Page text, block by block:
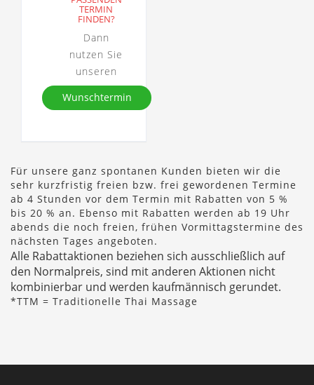
TERMIN
FINDEN?
Dann
nutzen Sie
unseren
Wunschtermin
Für unsere ganz spontanen Kunden bieten wir die
sehr kurzfristig freien bzw. frei gewordenen Termine
ab 4 Stunden vor dem Termin mit Rabatten von 5 %
bis 20 % an. Ebenso mit Rabatten werden ab 19 Uhr
abends die noch freien, frühen Vormittagstermine des
nächsten Tages angeboten.
Alle Rabattaktionen beziehen sich ausschließlich auf
den Normalpreis, sind mit anderen Aktionen nicht
kombinierbar und werden kaufmännisch gerundet.
*TTM = Traditionelle Thai Massage